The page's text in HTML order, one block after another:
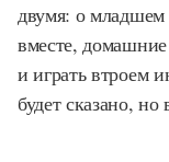
двумя: о младшем
вместе, домашние
и играть втроем
будет сказано,